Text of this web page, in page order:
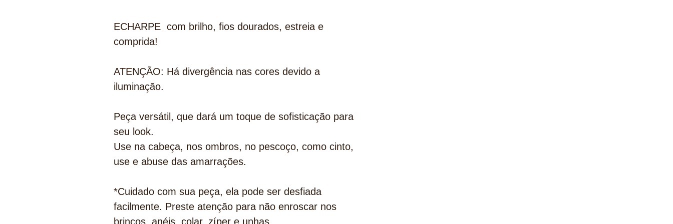
ECHARPE com brilho, fios dourados, estreia e
comprida!
ATENÇÃO: Há divergência nas cores devido a
iluminação.
Peça versátil, que dará um toque de sofisticação para
seu look.
Use na cabeça, nos ombros, no pescoço, como cinto,
use e abuse das amarrações.
*Cuidado com sua peça, ela pode ser desfiada
facilmente. Preste atenção para não enroscar nos
brincos, anéis, colar, zíper e unhas.